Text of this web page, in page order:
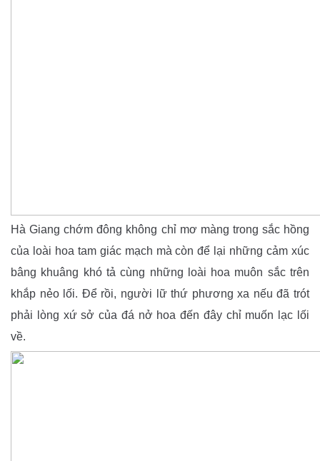
Hà Giang chớm đông không chỉ mơ màng trong sắc hồng
của loài hoa tam giác mạch mà còn để lại những cảm xúc
bâng khuâng khó tả cùng những loài hoa muôn sắc trên
khắp nẻo lối. Để rồi, người lữ thứ phương xa nếu đã trót
phải lòng xứ sở của đá nở hoa đến đây chỉ muốn lạc lối
về.